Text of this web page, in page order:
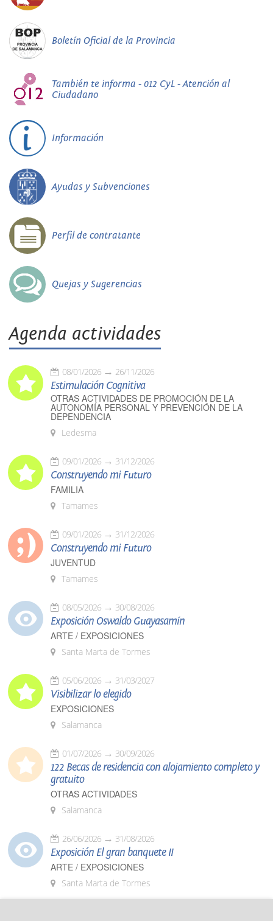
Boletín Oficial de la Provincia
También te informa - 012 CyL - Atención al
Ciudadano
Información
Ayudas y Subvenciones
Perfil de contratante
Quejas y Sugerencias
Agenda actividades
08/01/2026 26/11/2026
Estimulación Cognitiva
OTRAS ACTIVIDADES DE PROMOCIÓN DE LA
AUTONOMÍA PERSONAL Y PREVENCIÓN DE LA
DEPENDENCIA
Ledesma
09/01/2026 31/12/2026
Construyendo mi Futuro
FAMILIA
Tamames
09/01/2026 31/12/2026
Construyendo mi Futuro
JUVENTUD
Tamames
08/05/2026 30/08/2026
Exposición Oswaldo Guayasamín
ARTE / EXPOSICIONES
Santa Marta de Tormes
05/06/2026 31/03/2027
Visibilizar lo elegido
EXPOSICIONES
Salamanca
01/07/2026 30/09/2026
122 Becas de residencia con alojamiento completo y
gratuito
OTRAS ACTIVIDADES
Salamanca
26/06/2026 31/08/2026
Exposición El gran banquete II
ARTE / EXPOSICIONES
Santa Marta de Tormes